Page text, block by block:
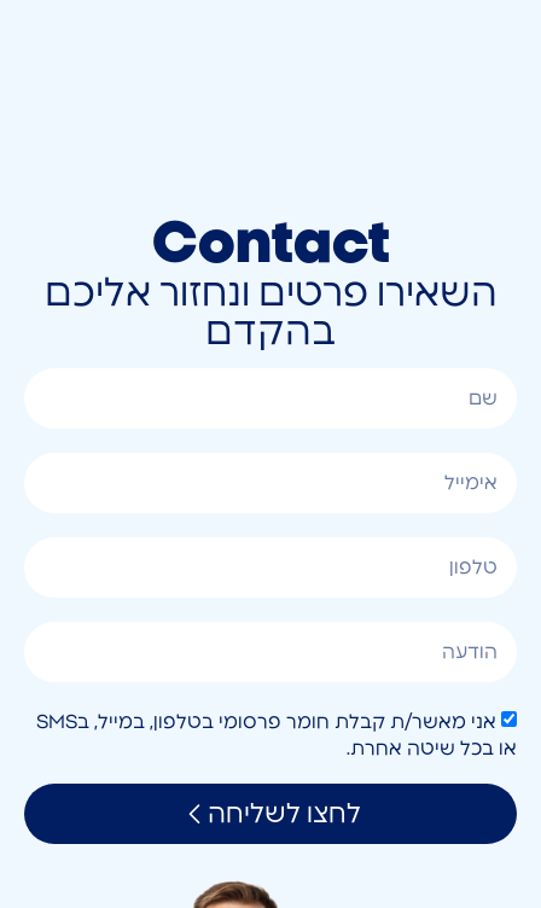
Contact
השאירו פרטים ונחזור אליכם
בהקדם
אני מאשר/ת קבלת חומר פרסומי בטלפון, במייל, בSMS
או בכל שיטה אחרת.
לחצו לשליחה